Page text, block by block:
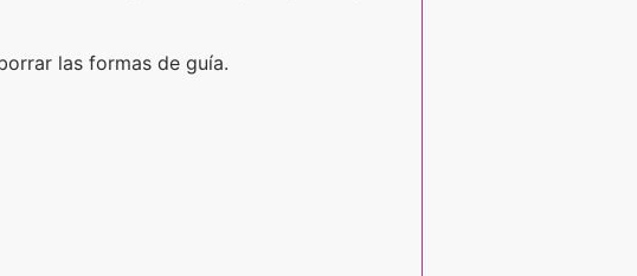
las formas de guía.